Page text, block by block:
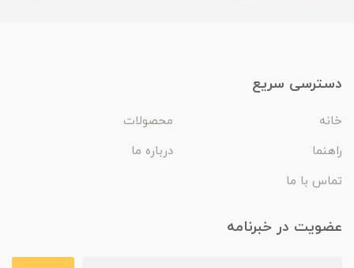
دسترسی سریع
خانه
محصولات
راهنما
درباره ما
تماس با ما
عضویت در خبرنامه